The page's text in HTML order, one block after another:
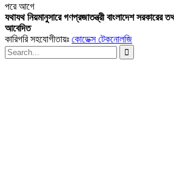
পরেআগে
যথাযথ নিয়মানুসারে গণপ্রজাতন্ত্রী বাংলাদেশ সরকারের
আবেদিত
কারিগরি সহযোগীতায়ঃ কোডেক্স টেকনোলজি